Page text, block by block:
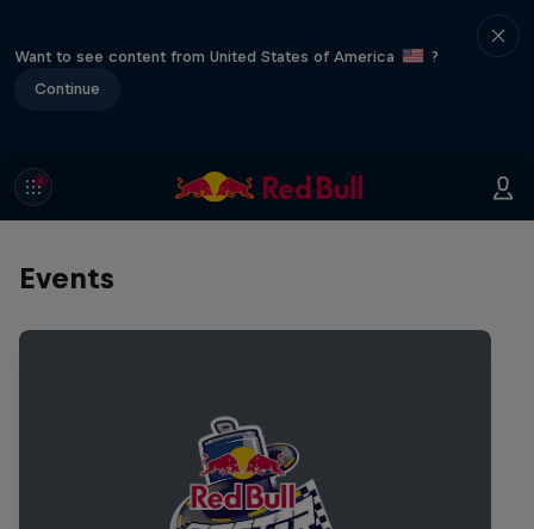
Want to see content from United States of America
?
Continue
Events